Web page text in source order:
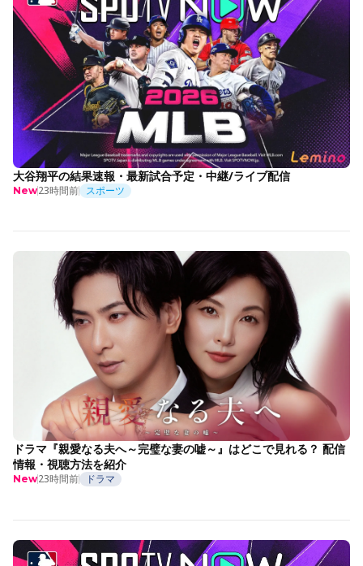
大谷翔平の結果速報・最新試合予定・中継/ライブ配信
New23時間前 スポーツ
ドラマ『親愛なる夫へ～完璧な妻の嘘～』はどこで見れる？ 配信
情報・視聴方法を紹介
New23時間前 ドラマ